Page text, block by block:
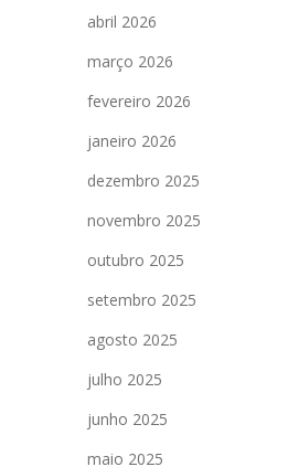
abril 2026
março 2026
fevereiro 2026
janeiro 2026
dezembro 2025
novembro 2025
outubro 2025
setembro 2025
agosto 2025
julho 2025
junho 2025
maio 2025